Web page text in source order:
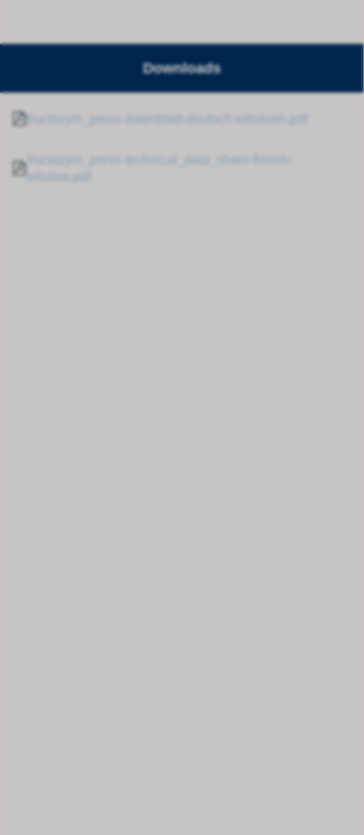
Downloads
fructozym_press-datenblatt-deutsch-erbsloeh.pdf
fructozym_press-technical_data_sheet-french-
erbsloe.pdf